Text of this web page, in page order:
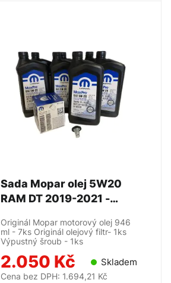
Sada Mopar olej 5W20
RAM DT 2019-2021 -
Originál Mopar motorový olej 946
ml - 7ks Originál olejový filtr- 1ks
Výpustný šroub - 1ks
2.050 Kč Skladem
Cena bez DPH: 1.694,21 Kč